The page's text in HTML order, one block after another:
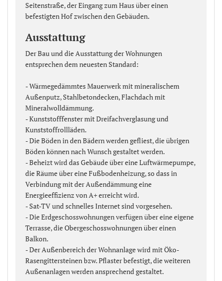
Seitenstraße, der Eingang zum Haus über einen
befestigten Hof zwischen den Gebäuden.
Ausstattung
Der Bau und die Ausstattung der Wohnungen
entsprechen dem neuesten Standard:
- Wärmegedämmtes Mauerwerk mit mineralischem
Außenputz, Stahlbetondecken, Flachdach mit
Mineralwolldämmung.
- Kunststofffenster mit Dreifachverglasung und
Kunststoffrollläden.
- Die Böden in den Bädern werden gefliest, die übrigen
Böden können nach Wunsch gestaltet werden.
- Beheizt wird das Gebäude über eine Luftwärmepumpe,
die Räume über eine Fußbodenheizung, so dass in
Verbindung mit der Außendämmung eine
Energieeffizienz von A+ erreicht wird.
- Sat-TV und schnelles Internet sind vorgesehen.
- Die Erdgeschosswohnungen verfügen über eine eigene
Terrasse, die Obergeschosswohnungen über einen
Balkon.
- Der Außenbereich der Wohnanlage wird mit Öko-
Rasengittersteinen bzw. Pflaster befestigt, die weiteren
Außenanlagen werden ansprechend gestaltet.